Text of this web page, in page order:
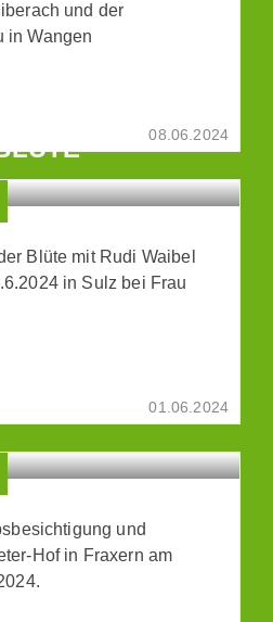
und der
in Wangen
08.06.2024
Blüte mit Rudi Waibel
in Sulz bei Frau
01.06.2024
und
Hof in Fraxern am